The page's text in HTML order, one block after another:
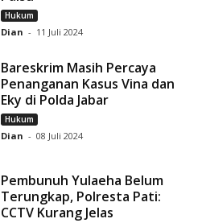
Hukum
Dian - 11 Juli 2024
Bareskrim Masih Percaya
Penanganan Kasus Vina dan
Eky di Polda Jabar
Hukum
Dian - 08 Juli 2024
Pembunuh Yulaeha Belum
Terungkap, Polresta Pati:
CCTV Kurang Jelas